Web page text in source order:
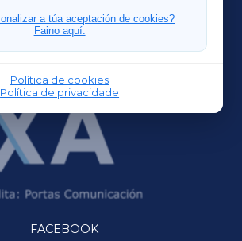
a túa aceptación de cookies?
Faino aquí.
Política de cookies
Política de privacidade
FERROLXA
OURENSEXA
FACEBOOK